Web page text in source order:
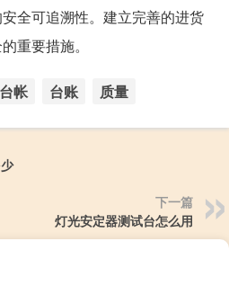
全可追溯性。建立完善的进货
重要措施。
台帐 台账 质量
下一篇
灯光安定器测试台怎么用